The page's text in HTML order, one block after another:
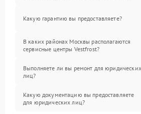
Какую гарантию вы предоставляете?
В каких районах Москвы располагаются
сервисные центры Vestfrost?
Выполняете ли вы ремонт для юридических
лиц?
Какую документацию вы предоставляете
для юридических лиц?